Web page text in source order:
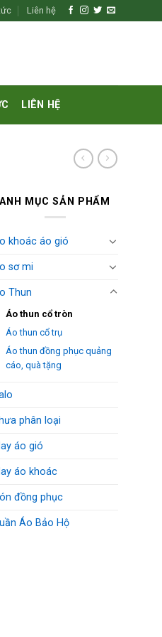
Liên hệ
LIÊN HỆ
MỤC SẢN PHẨM
khoác áo gió
sơ mi
Thun
Áo thun cổ tròn
Áo thun cổ trụ
Áo thun đồng phục quảng
cáo, quà tặng
phân loại
áo gió
áo khoác
đồng phục
Áo Bảo Hộ